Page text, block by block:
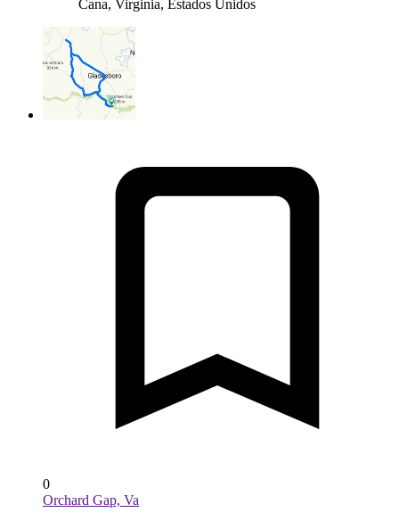
Cana, Virginia, Estados Unidos
0
Orchard Gap, Va